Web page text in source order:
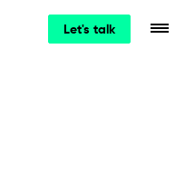
Let's talk